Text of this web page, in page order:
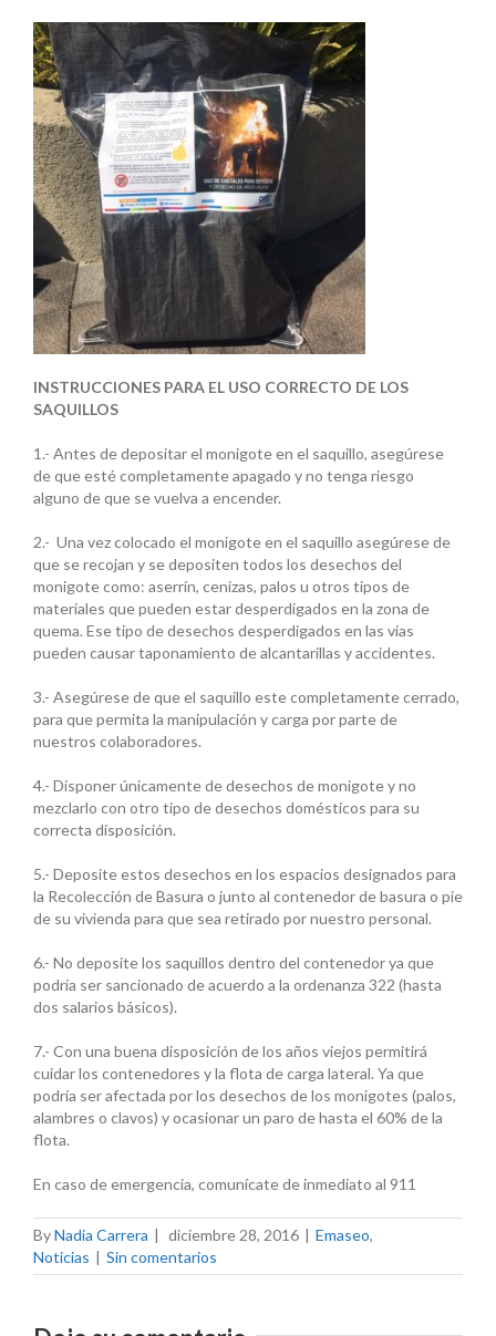
INSTRUCCIONES PARA EL USO CORRECTO DE LOS
SAQUILLOS
1.- Antes de depositar el monigote en el saquillo, asegúrese
de que esté completamente apagado y no tenga riesgo
alguno de que se vuelva a encender.
2.- Una vez colocado el monigote en el saquillo asegúrese de
que se recojan y se depositen todos los desechos del
monigote como: aserrín, cenizas, palos u otros tipos de
materiales que pueden estar desperdigados en la zona de
quema. Ese tipo de desechos desperdigados en las vías
pueden causar taponamiento de alcantarillas y accidentes.
3.- Asegúrese de que el saquillo este completamente cerrado,
para que permita la manipulación y carga por parte de
nuestros colaboradores.
4.- Disponer únicamente de desechos de monigote y no
mezclarlo con otro tipo de desechos domésticos para su
correcta disposición.
5.- Deposite estos desechos en los espacios designados para
la Recolección de Basura o junto al contenedor de basura o pie
de su vivienda para que sea retirado por nuestro personal.
6.- No deposite los saquillos dentro del contenedor ya que
podría ser sancionado de acuerdo a la ordenanza 322 (hasta
dos salarios básicos).
7.- Con una buena disposición de los años viejos permitirá
cuidar los contenedores y la flota de carga lateral. Ya que
podría ser afectada por los desechos de los monigotes (palos,
alambres o clavos) y ocasionar un paro de hasta el 60% de la
flota.
En caso de emergencia, comunícate de inmediato al 911
ByNadia Carrera | diciembre 28, 2016 | Emaseo,
Noticias | Sin comentarios